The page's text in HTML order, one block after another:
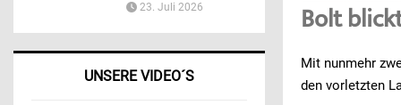
Bolt
Mit nunmehr
den vorletzten
23. Juli 2026
UNSERE VIDEO´S